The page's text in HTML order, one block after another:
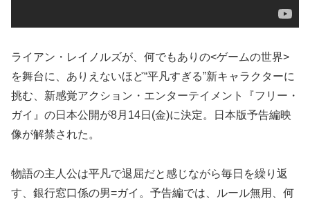
ライアン・レイノルズが、何でもありの<ゲームの世界>
を舞台に、ありえないほど“平凡すぎる”新キャラクターに
挑む、新感覚アクション・エンターテイメント『フリー・
ガイ』の日本公開が8月14日(金)に決定。日本版予告編映
像が解禁された。
物語の主人公は平凡で退屈だと感じながら毎日を繰り返
す、銀行窓口係の男=ガイ。予告編では、ルール無用、何